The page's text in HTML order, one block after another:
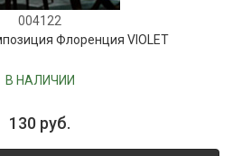
004122
Флоренция VIOLET
В НАЛИЧИИ
130 руб.